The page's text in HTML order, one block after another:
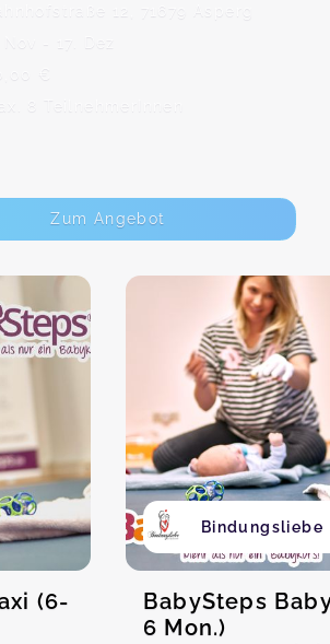
12, 71679 Asperg
Nov - 17. Dez
€
8 TeilnehmerInnen
Zum Angebot
(6-
Bindungsliebe
BabySteps
6 Mon.)